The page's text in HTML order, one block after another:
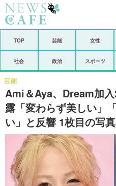
芸能
恋愛
コメントポスト
リリース
TOP 芸能 女性
社会 政治 スポーツ
Ami＆Aya、Dream加
露「変わらず美しい」
い」と反響 1枚目の写
芸能